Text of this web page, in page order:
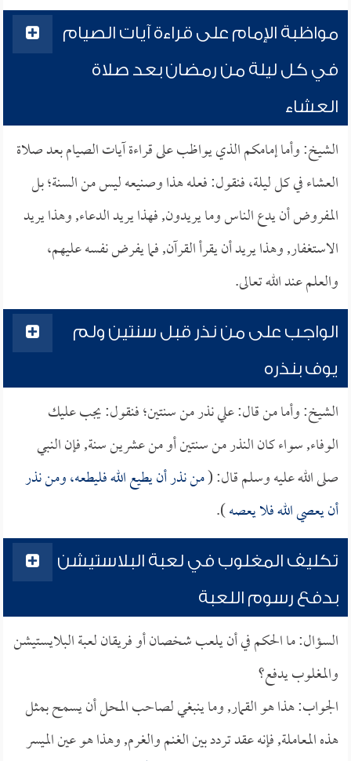
مواظبة الإمام على قراءة آيات الصيام
في كل ليلة من رمضان بعد صلاة
العشاء
الشيخ: وأما إمامكم الذي يواظب على قراءة آيات الصيام بعد صلاة
العشاء في كل ليلة، فنقول: فعله هذا وصنيعه ليس من السنة؛ بل
المفروض أن يدع الناس وما يريدون, فهذا يريد الدعاء, وهذا يريد
الاستغفار, وهذا يريد أن يقرأ القرآن, فما يفرض نفسه عليهم،
والعلم عند الله تعالى.
الواجب على من نذر قبل سنتين ولم
يوف بنذره
الشيخ: وأما من قال: علي نذر من سنتين؛ فنقول: يجب عليك
الوفاء, سواء كان النذر من سنتين أو من عشرين سنة, فإن النبي
صلى الله عليه وسلم قال: (من نذر أن يطيع الله فليطعه، ومن نذر
أن يعصي الله فلا يعصه).
تكليف المغلوب في لعبة البلاستيشن
بدفع رسوم اللعبة
السؤال: ما الحكم في أن يلعب شخصان أو فريقان لعبة البلايستيشن
والمغلوب يدفع؟
الجواب: هذا هو القمار, وما ينبغي لصاحب المحل أن يسمح بمثل
هذه المعاملة, فإنه عقد تردد بين الغنم والغرم, وهذا هو عين الميسر